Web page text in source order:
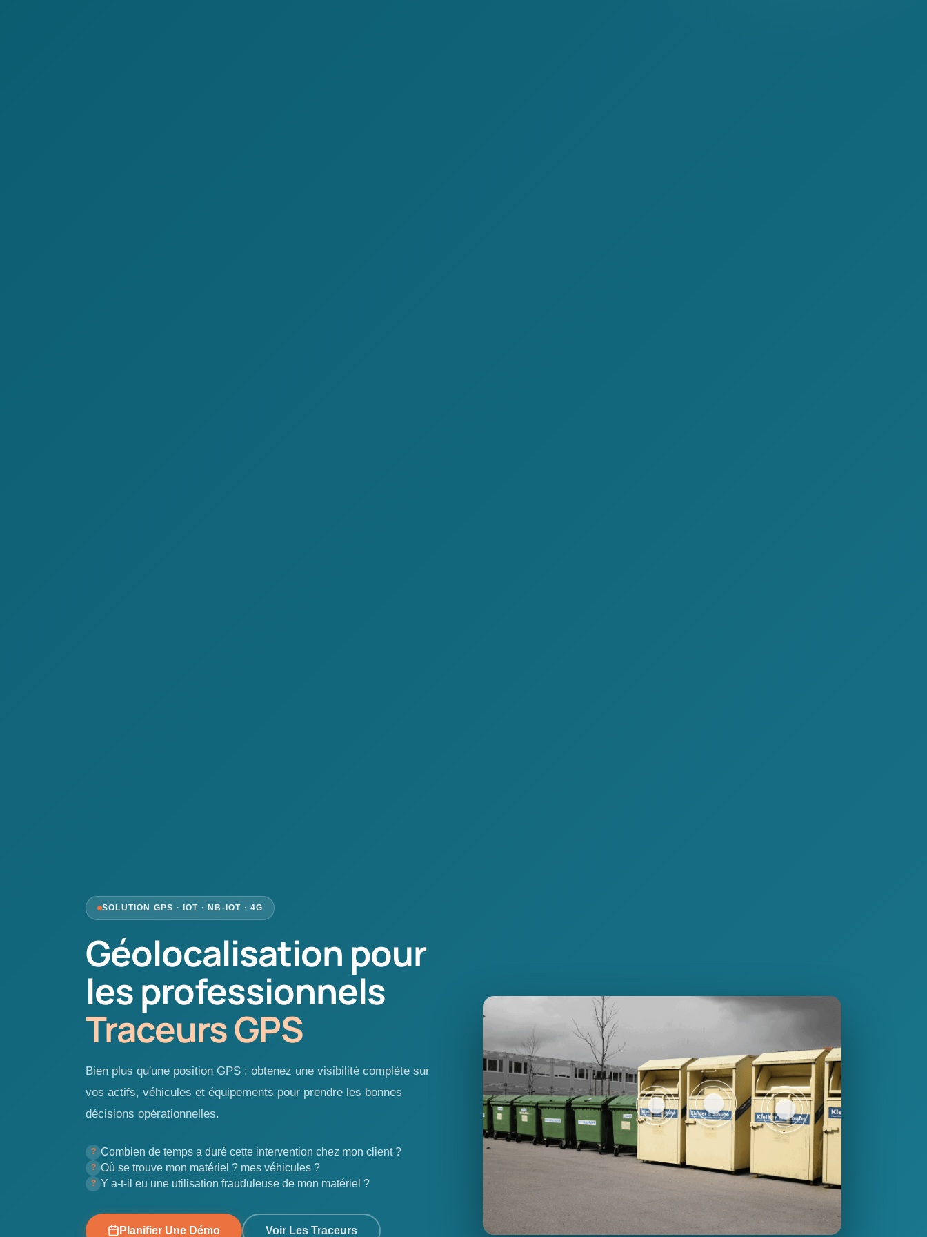
SOLUTION GPS · IOT · NB-IOT · 4G
Géolocalisation pour
les professionnels
Traceurs GPS
Bien plus qu'une position GPS : obtenez une visibilité complète sur
vos actifs, véhicules et équipements pour prendre les bonnes
décisions opérationnelles.
Combien de temps a duré cette intervention chez mon client ?
Où se trouve mon matériel ? mes véhicules ?
Y a-t-il eu une utilisation frauduleuse de mon matériel ?
Planifier Une Démo Voir Les Traceurs